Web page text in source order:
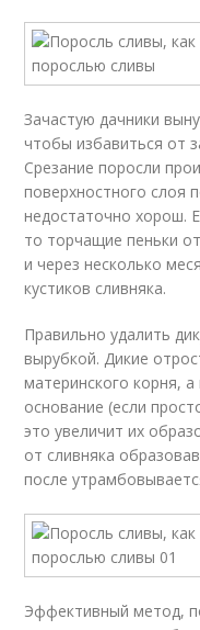
Зачастую дачники
чтобы избавиться от
Срезание поросли
поверхностного слоя
недостаточно хорош.
то торчащие пеньки
и через несколько
кустиков сливняка.
Правильно удалить
вырубкой. Дикие
материнского корня,
основание (если
это увеличит их
от сливняка
после
Эффективный метод,